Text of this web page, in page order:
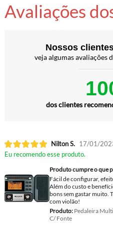
Avaliações
Nossos
veja algumas avaliações
dos clientes
Nilton S. 17/01/
Eu recomendo esse produto.
Produto cumpre o que
Fácil de configurar,
Além do custo e
bons sem gastar muito.
com violão!
Produto:Pedaleira
C/ Fonte